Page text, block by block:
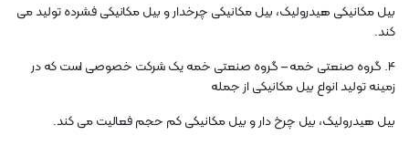
بیل مکانیکی هیدرولیک، بیل مکانیکی چرخدار و بیل مکانیکی فشرده تولید می
کند.
4. گروه صنعتی خمه – گروه صنعتی خمه یک شرکت خصوصی است که در
زمینه تولید انواع بیل مکانیکی از جمله
بیل هیدرولیک، بیل چرخ دار و بیل مکانیکی کم حجم فعالیت می کند.